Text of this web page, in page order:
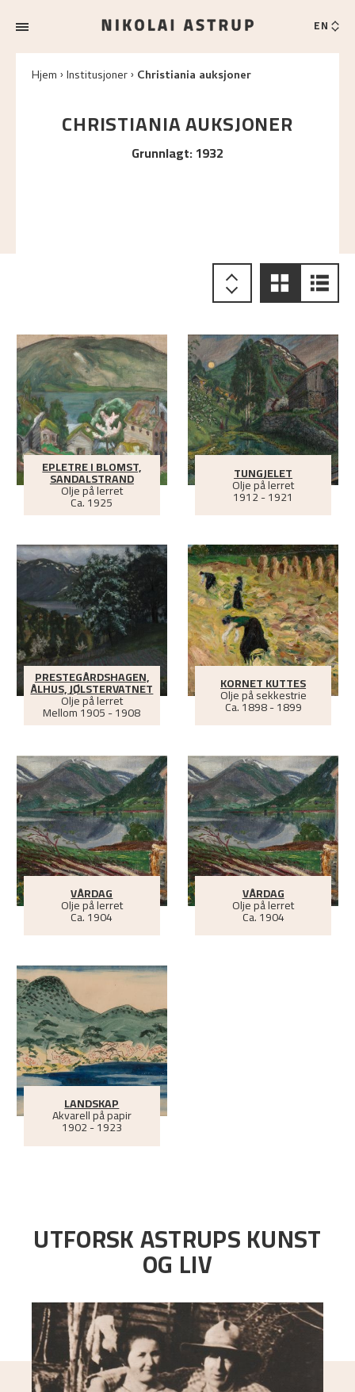
EN
Hjem Institusjoner Christiania auksjoner
CHRISTIANIA AUKSJONER
Grunnlagt:1932
EPLETRE I BLOMST,
SANDALSTRAND
Olje på lerret
Ca.1925
TUNGJELET
Olje på lerret
1912 - 1921
PRESTEGÅRDSHAGEN,
ÅLHUS, JØLSTERVATNET
Olje på lerret
Mellom1905 - 1908
KORNET KUTTES
Olje på sekkestrie
Ca.1898 - 1899
VÅRDAG
Olje på lerret
Ca.1904
VÅRDAG
Olje på lerret
Ca.1904
LANDSKAP
Akvarell på papir
1902 - 1923
UTFORSK ASTRUPS KUNST
OG LIV